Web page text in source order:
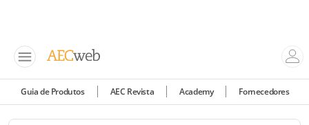
Guia de Produtos AEC Revista Academy Fornecedores